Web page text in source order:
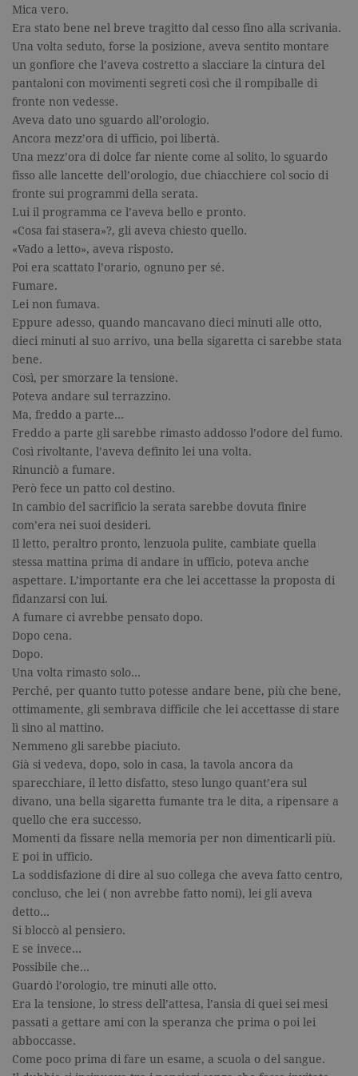
Mica vero.
Era stato bene nel breve tragitto dal cesso fino alla scrivania.
Una volta seduto, forse la posizione, aveva sentito montare
un gonfiore che l’aveva costretto a slacciare la cintura del
pantaloni con movimenti segreti così che il rompiballe di
fronte non vedesse.
Aveva dato uno sguardo all’orologio.
Ancora mezz’ora di ufficio, poi libertà.
Una mezz’ora di dolce far niente come al solito, lo sguardo
fisso alle lancette dell’orologio, due chiacchiere col socio di
fronte sui programmi della serata.
Lui il programma ce l’aveva bello e pronto.
«Cosa fai stasera»?, gli aveva chiesto quello.
«Vado a letto», aveva risposto.
Poi era scattato l’orario, ognuno per sé.
Fumare.
Lei non fumava.
Eppure adesso, quando mancavano dieci minuti alle otto,
dieci minuti al suo arrivo, una bella sigaretta ci sarebbe stata
bene.
Così, per smorzare la tensione.
Poteva andare sul terrazzino.
Ma, freddo a parte…
Freddo a parte gli sarebbe rimasto addosso l’odore del fumo.
Così rivoltante, l’aveva definito lei una volta.
Rinunciò a fumare.
Però fece un patto col destino.
In cambio del sacrificio la serata sarebbe dovuta finire
com’era nei suoi desideri.
Il letto, peraltro pronto, lenzuola pulite, cambiate quella
stessa mattina prima di andare in ufficio, poteva anche
aspettare. L’importante era che lei accettasse la proposta di
fidanzarsi con lui.
A fumare ci avrebbe pensato dopo.
Dopo cena.
Dopo.
Una volta rimasto solo…
Perché, per quanto tutto potesse andare bene, più che bene,
ottimamente, gli sembrava difficile che lei accettasse di stare
lì sino al mattino.
Nemmeno gli sarebbe piaciuto.
Già si vedeva, dopo, solo in casa, la tavola ancora da
sparecchiare, il letto disfatto, steso lungo quant’era sul
divano, una bella sigaretta fumante tra le dita, a ripensare a
quello che era successo.
Momenti da fissare nella memoria per non dimenticarli più.
E poi in ufficio.
La soddisfazione di dire al suo collega che aveva fatto centro,
concluso, che lei ( non avrebbe fatto nomi), lei gli aveva
detto…
Si bloccò al pensiero.
E se invece…
Possibile che…
Guardò l’orologio, tre minuti alle otto.
Era la tensione, lo stress dell’attesa, l’ansia di quei sei mesi
passati a gettare ami con la speranza che prima o poi lei
abboccasse.
Come poco prima di fare un esame, a scuola o del sangue.